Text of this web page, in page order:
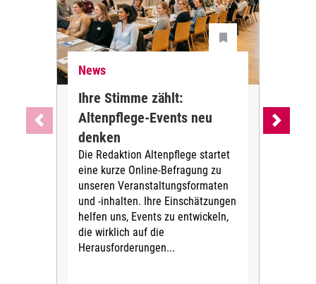
News
Ihre Stimme zählt:
Altenpflege-Events neu
denken
Die Redaktion Altenpflege startet
eine kurze Online-Befragung zu
unseren Veranstaltungsformaten
und -inhalten. Ihre Einschätzungen
helfen uns, Events zu entwickeln,
die wirklich auf die
Herausforderungen...